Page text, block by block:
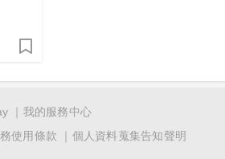
我的服務中心
使用條款
個人資料蒐集告知聲明